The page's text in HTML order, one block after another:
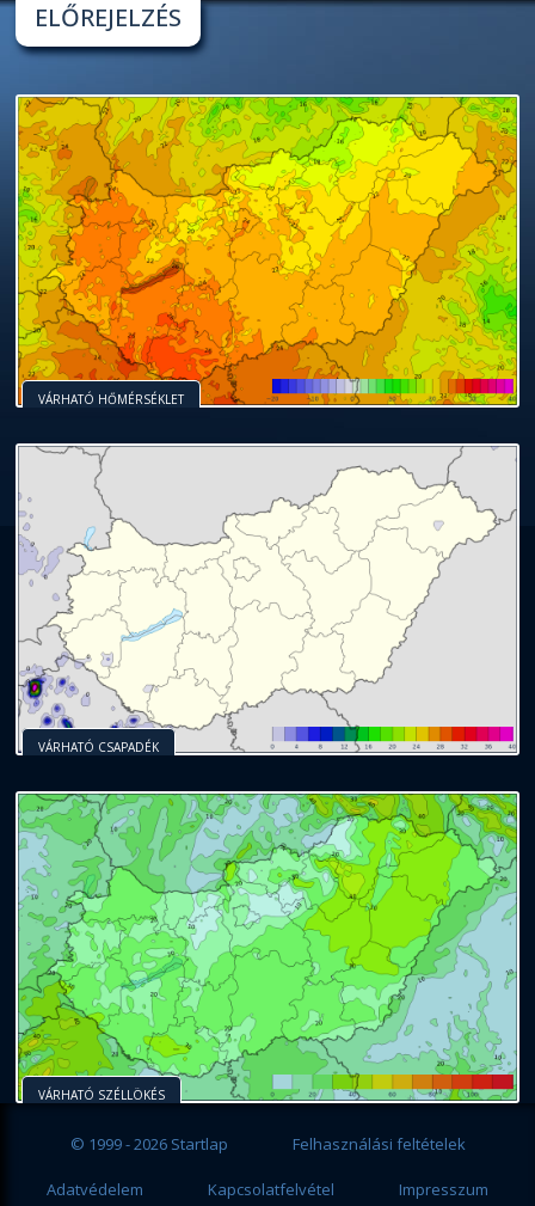
ELŐREJELZÉS
VÁRHATÓ HŐMÉRSÉKLET
VÁRHATÓ CSAPADÉK
VÁRHATÓ SZÉLLÖKÉS
© 1999 - 2026 Startlap Felhasználási feltételek
Adatvédelem Kapcsolatfelvétel Impresszum